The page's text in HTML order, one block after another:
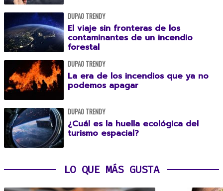
DUPAO TRENDY
El viaje sin fronteras de los
contaminantes de un incendio
forestal
DUPAO TRENDY
La era de los incendios que ya no
podemos apagar
DUPAO TRENDY
¿Cuál es la huella ecológica del
turismo espacial?
LO QUE MÁS GUSTA